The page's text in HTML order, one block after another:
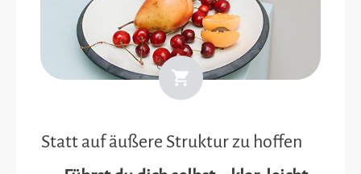
Statt auf äußere Struktur zu hoffen